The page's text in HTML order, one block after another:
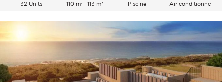
32 Units 110 m² - 113 m² Piscine Air conditionné